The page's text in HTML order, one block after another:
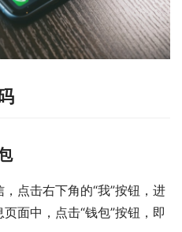
点击右下角的“我”按钮，进
面中，点击“钱包”按钮，即